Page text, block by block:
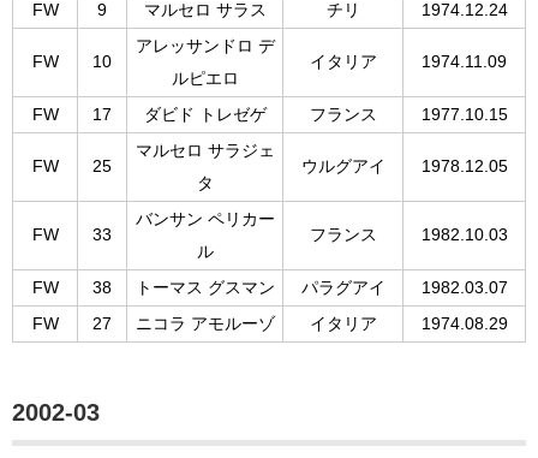
FW 9 マルセロ サラス チリ 1974.12.24
FW 10
アレッサンドロ デ
ルピエロ
イタリア 1974.11.09
FW 17 ダビド トレゼゲ フランス 1977.10.15
FW 25
マルセロ サラジェ
タ
ウルグアイ 1978.12.05
FW 33
バンサン ペリカー
ル
フランス 1982.10.03
FW 38 トーマス グスマン パラグアイ
1982.03.07
FW
27 ニコラ アモルーゾ イタリア 1974.08.29
2002-03